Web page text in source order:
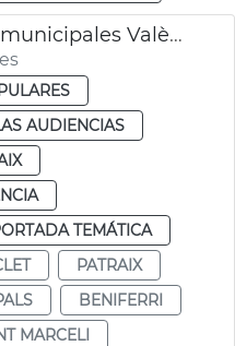
Apertura bibliotecas municipales València 24 horas por exámenes
AUDIENCIAS
TEMÁTICA
PATRAIX
BENIFERRI
MARCELI